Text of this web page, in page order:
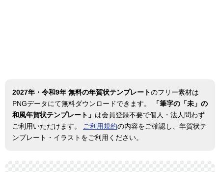
2027年・令和9年 無料の年賀状テンプレートのフリー素材は
PNGデータにて無料ダウンロードできます。
「筆字の「未」の
和風年賀状テンプレート」 は会員登録不要で個人・法人問わず
ご利用いただけます。
ご利用規約の内容をご確認し、年賀状テ
ンプレート・イラストをご利用ください。